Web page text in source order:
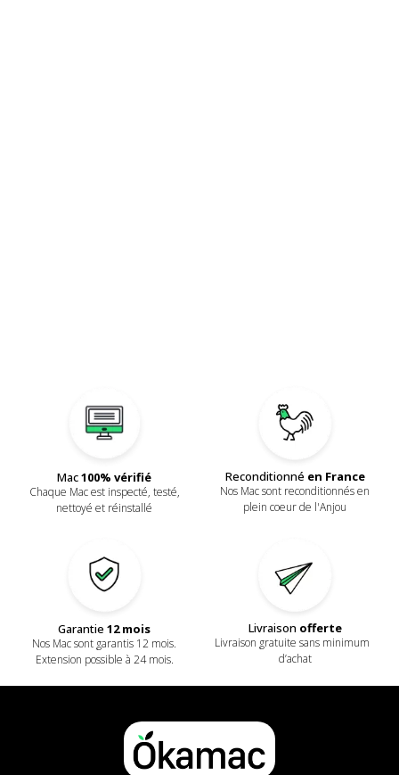
Mac100% vérifié
Chaque Mac est inspecté, testé,
nettoyé et réinstallé
Reconditionné en France
Nos Mac sont reconditionnés en
plein coeur de l'Anjou
Garantie 12 mois
Nos Mac sont garantis 12 mois.
Extension possible à 24 mois.
Livraison offerte
Livraison gratuite sans minimum
d’achat